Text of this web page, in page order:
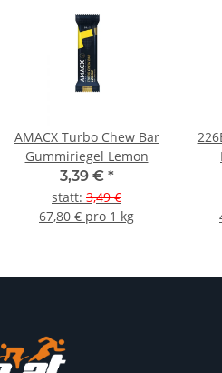
AMACX Turbo Chew Bar
Gummiriegel Lemon
3,39 € *
statt: 3,49 €
67,80 € pro 1 kg